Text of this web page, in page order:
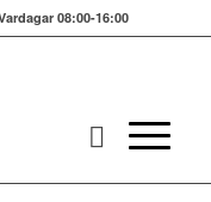
08:00-16:00